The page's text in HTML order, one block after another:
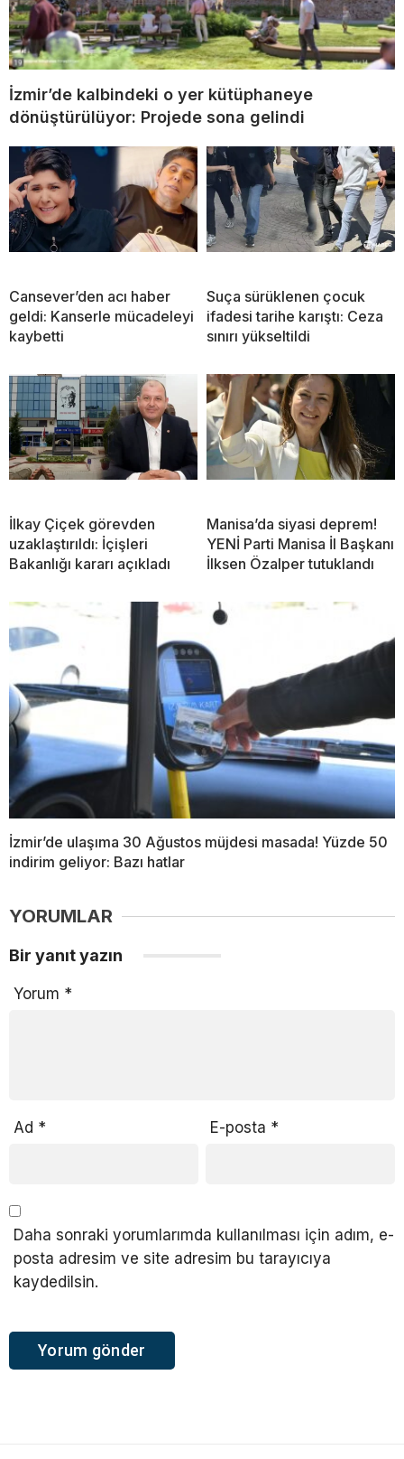
İzmir’de kalbindeki o yer kütüphaneye
dönüştürülüyor: Projede sona gelindi
Cansever’den acı haber
geldi: Kanserle mücadeleyi
kaybetti
Suça sürüklenen çocuk
ifadesi tarihe karıştı: Ceza
sınırı yükseltildi
İlkay Çiçek görevden
uzaklaştırıldı: İçişleri
Bakanlığı kararı açıkladı
Manisa’da siyasi deprem!
YENİ Parti Manisa İl Başkanı
İlksen Özalper tutuklandı
İzmir’de ulaşıma 30 Ağustos müjdesi masada! Yüzde 50
indirim geliyor: Bazı hatlar
YORUMLAR
Bir yanıt yazın
Yorum *
Ad * E-posta *
Daha sonraki yorumlarımda kullanılması için adım, e-
posta adresim ve site adresim bu tarayıcıya
kaydedilsin.